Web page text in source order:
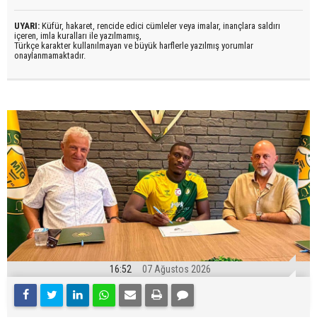
UYARI: Küfür, hakaret, rencide edici cümleler veya imalar, inançlara saldırı
içeren, imla kuralları ile yazılmamış,
Türkçe karakter kullanılmayan ve büyük harflerle yazılmış yorumlar
onaylanmamaktadır.
16:52 07 Ağustos 2026